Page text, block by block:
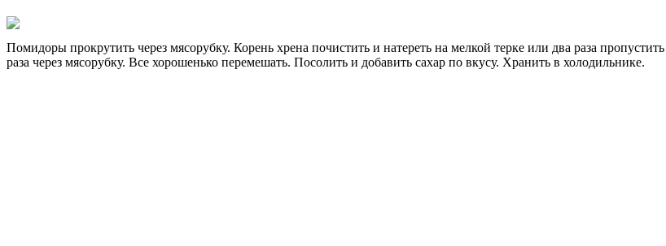
Помидоры прокрутить через мясорубку. Корень хрена почистить и натереть на мелкой терке или два раза
раза через мясорубку. Все хорошенько перемешать. Посолить и добавить сахар по вкусу. Хранить в холодильнике.